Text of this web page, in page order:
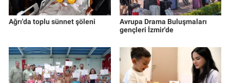
Ağrı'da toplu sünnet şöleni
Avrupa Drama Buluşmaları
gençleri İzmir'de